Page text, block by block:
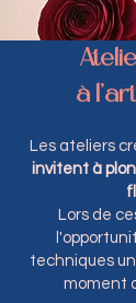
à
Les ateliers
invitent à
Lors de
techniques
moment